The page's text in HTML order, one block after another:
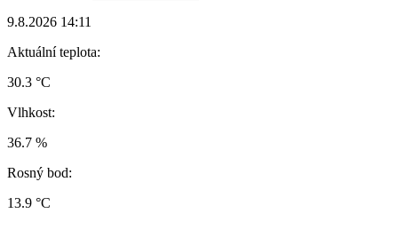
9.8.2026 14:11
Aktuální teplota:
30.3 °C
Vlhkost:
36.7 %
Rosný bod:
13.9 °C